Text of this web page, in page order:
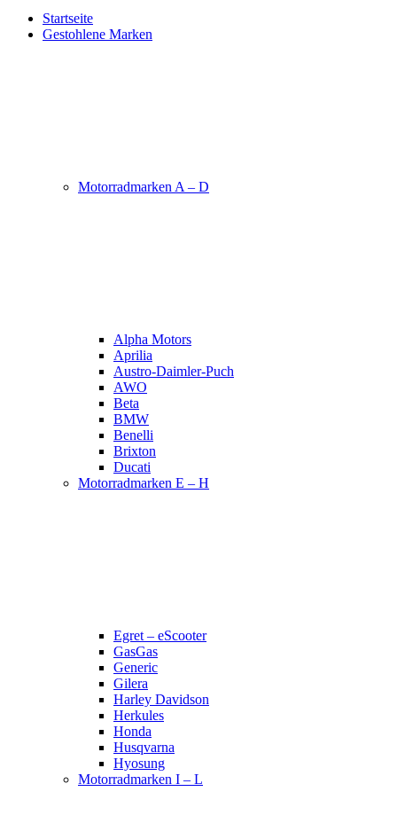
Startseite
Gestohlene Marken
Motorradmarken A – D
Alpha Motors
Aprilia
Austro-Daimler-Puch
AWO
Beta
BMW
Benelli
Brixton
Ducati
Motorradmarken E – H
Egret – eScooter
GasGas
Generic
Gilera
Harley Davidson
Herkules
Honda
Husqvarna
Hyosung
Motorradmarken I – L